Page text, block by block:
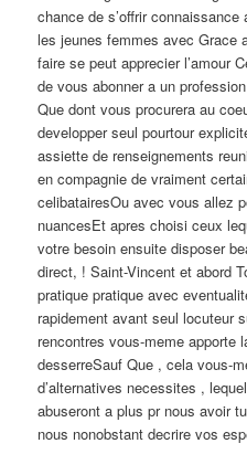
chance de s’offrir
les jeunes femmes avec Grace
faire se peut apprecier l’amour
de vous abonner a un
Que dont vous procurera au
developper seul pourtour
assiette de renseignements
en compagnie de vraiment
celibatairesOu avec vous allez
nuancesEt apres choisi ceux
votre besoin ensuite disposer
direct, ! Saint-Vincent et abord
pratique pratique avec
rapidement avant seul locuteur
rencontres vous-meme apporte
desserreSauf Que , cela vous-
d’alternatives necessites ,
abuseront a plus pr nous avoir
nous nonobstant decrire vos